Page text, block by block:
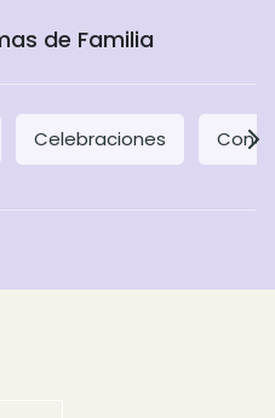
de Familia
Celebraciones